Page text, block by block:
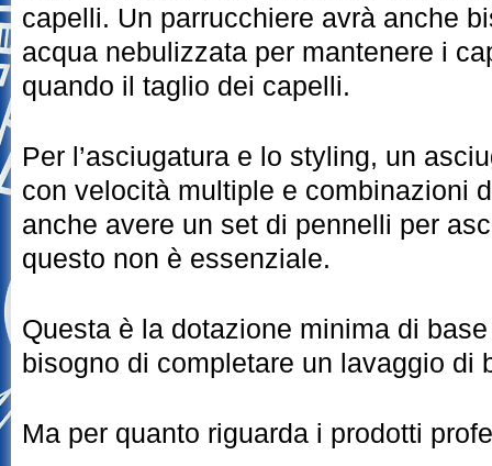
capelli. Un parrucchiere avrà anche
acqua nebulizzata per mantenere i
quando il taglio dei capelli.
Per l’asciugatura e lo styling, un
con velocità multiple e combinazioni
anche avere un set di pennelli per
questo non è essenziale.
Questa è la dotazione minima di
bisogno di completare un lavaggio di
Ma per quanto riguarda i prodotti